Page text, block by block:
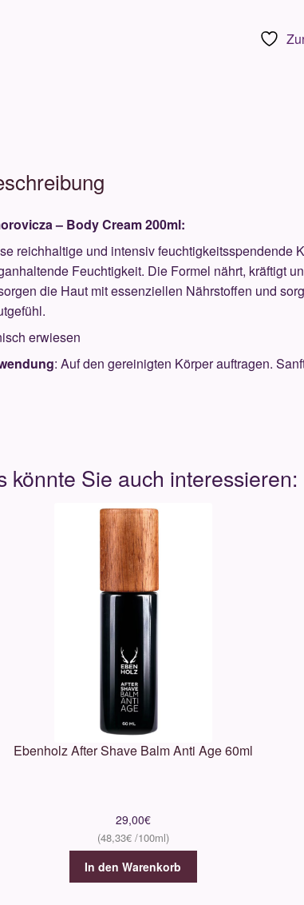
– Body Cream 200ml:
reichhaltige und intensiv feuchtigkeitsspendende
Feuchtigkeit. Die Formel nährt, kräftigt
die Haut mit essenziellen Nährstoffen und
erwiesen
: Auf den gereinigten Körper auftragen.
Ebenholz After Shave Balm Anti Age 60ml
29,00€
48,33€
In den Warenkorb